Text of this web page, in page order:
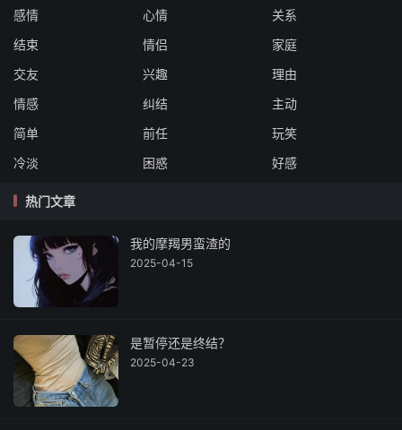
感情
心情
关系
结束
情侣
家庭
交友
兴趣
理由
情感
纠结
主动
简单
前任
玩笑
冷淡
困惑 好感
热门文章
我的摩羯男蛮渣的
2025-04-15
是暂停还是终结？
2025-04-23